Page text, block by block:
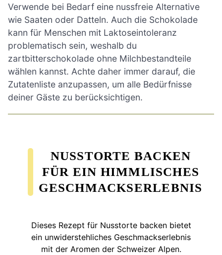
Verwende bei Bedarf eine nussfreie Alternative
wie Saaten oder Datteln. Auch die Schokolade
kann für Menschen mit Laktoseintoleranz
problematisch sein, weshalb du
zartbitterschokolade ohne Milchbestandteile
wählen kannst. Achte daher immer darauf, die
Zutatenliste anzupassen, um alle Bedürfnisse
deiner Gäste zu berücksichtigen.
NUSSTORTE BACKEN
FÜR EIN HIMMLISCHES
GESCHMACKSERLEBNIS
Dieses Rezept für Nusstorte backen bietet
ein unwiderstehliches Geschmackserlebnis
mit der Aromen der Schweizer Alpen.